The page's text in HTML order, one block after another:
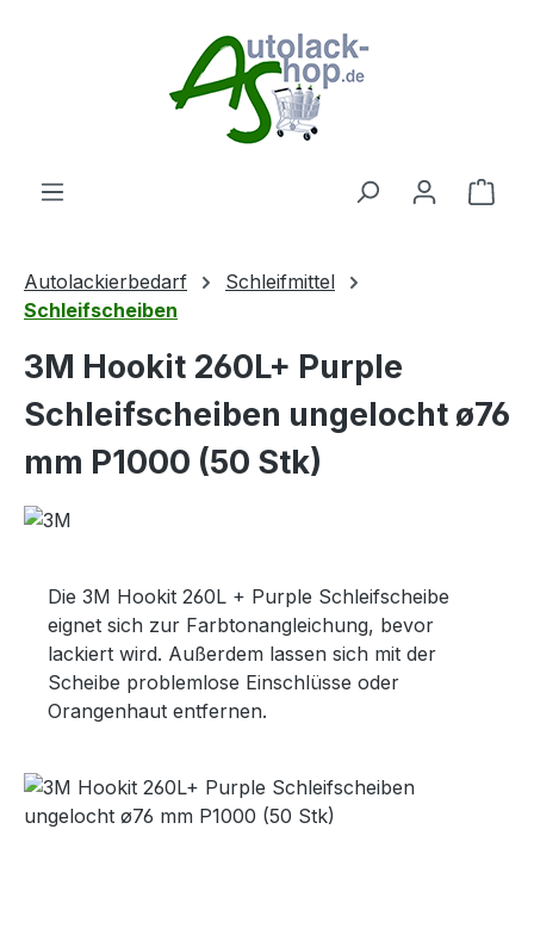
Autolackierbedarf
Schleifmittel
Schleifscheiben
3M Hookit 260L+ Purple
Schleifscheiben ungelocht ø76
mm P1000 (50 Stk)
Die 3M Hookit 260L + Purple Schleifscheibe
eignet sich zur Farbtonangleichung, bevor
lackiert wird. Außerdem lassen sich mit der
Scheibe problemlose Einschlüsse oder
Orangenhaut entfernen.
Bildergalerie überspringen